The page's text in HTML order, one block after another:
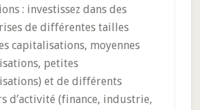
: investissez dans des
de différentes tailles
capitalisations, moyennes
petites
et de différents
d’activité (finance, industrie,